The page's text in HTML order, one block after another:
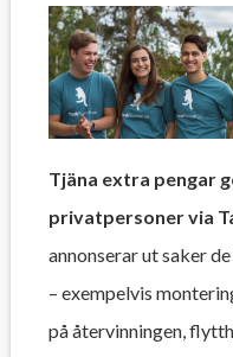
Tjäna extra pengar
privatpersoner via
annonserar ut saker
– exempelvis
på återvinningen,